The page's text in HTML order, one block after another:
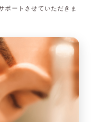
ポートさせていただきま